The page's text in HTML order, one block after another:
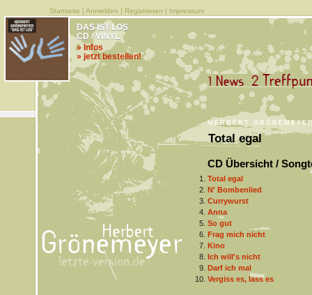
Startseite | Anmelden | Registrieren | Impressum
HERBERT
Total egal
DAS IST LOS
CD / VINYL
» Infos
» jetzt bestellen!
CD Übersicht /
Total egal
N' Bombenlied
Currywurst
Anna
So gut
Frag mich nicht
Kino
Ich will's nicht
Darf ich mal
Vergiss es, lass es